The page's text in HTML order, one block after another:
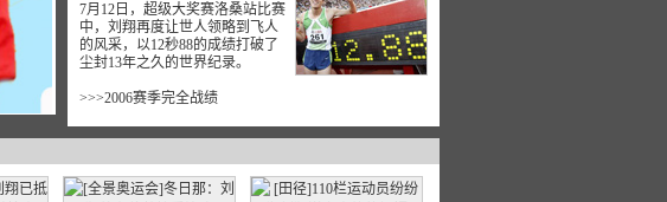
7月12日，超级大奖赛洛桑站比赛
中，刘翔再度让世人领略到飞人
的风采，以12秒88的成绩打破了
尘封13年之久的世界纪录。
>>>2006赛季完全战绩